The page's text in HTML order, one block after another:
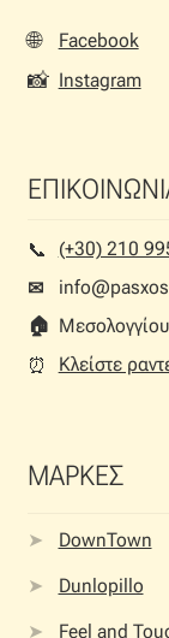
🌐 Facebook
📸 Instagram
📞︎
(+30) 210
✉
🏠︎
⏰︎
Κλείστε
ΜΑΡΚΕΣ
DownTown
Dunlopillo
Feel and